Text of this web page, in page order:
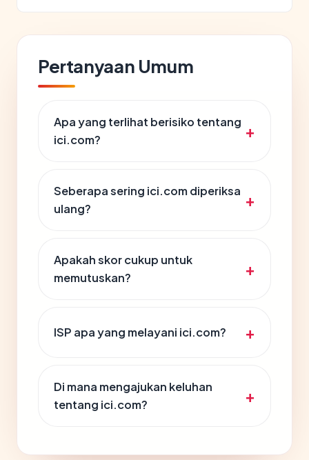
Pertanyaan Umum
Apa yang terlihat berisiko tentang
ici.com?
Seberapa sering ici.com diperiksa
ulang?
Apakah skor cukup untuk
memutuskan?
ISP apa yang melayani ici.com?
Di mana mengajukan keluhan
tentang ici.com?